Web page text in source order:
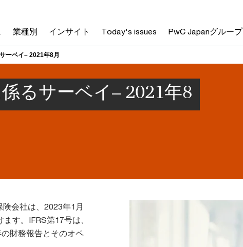
業種別 インサイト Today's issues PwC Japanグループ
ーベイ– 2021年8月
るサーベイ– 2021年8
会社は、2023年1月
す。IFRS第17号は、
財務報告とそのオペ